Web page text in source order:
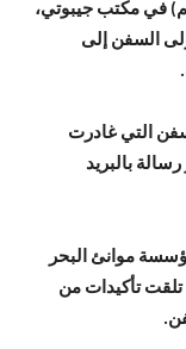
في مكتب جيبوتي،
السفن إلى
التي غادرت
بالبريد
موانئ البحر
تلقت تأكيدات من